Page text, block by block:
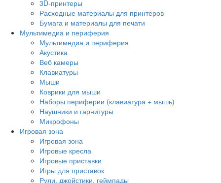
3D-принтеры
Расходные материалы для принтеров
Бумага и материалы для печати
Мультимедиа и периферия
Мультимедиа и периферия
Акустика
Веб камеры
Клавиатуры
Мыши
Коврики для мыши
Наборы периферии (клавиатура + мышь)
Наушники и гарнитуры
Микрофоны
Игровая зона
Игровая зона
Игровые кресла
Игровые приставки
Игры для приставок
Рули, джойстики, геймпады